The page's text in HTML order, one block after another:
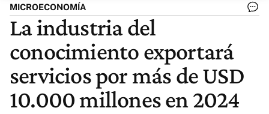
Ciencia
Cultura
Arte
Clima
CARAS
Exitoina
Turismo
Videos
Córdoba
Reperfilar
Business
Noticias
Caras
MICROECONOMÍA
La industria del
conocimiento exportará
servicios por más de USD
10.000 millones en 2024